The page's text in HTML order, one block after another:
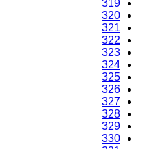
319
320
321
322
323
324
325
326
327
328
329
330